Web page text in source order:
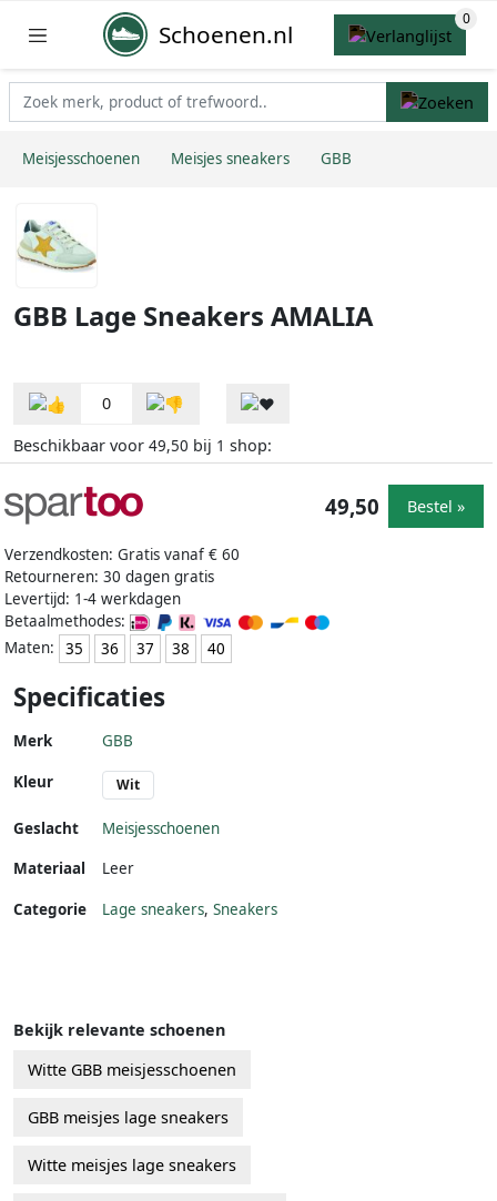
Schoenen.nl
Meisjesschoenen Meisjes sneakers GBB
GBB Lage Sneakers AMALIA
0
Beschikbaar voor 49,50 bij 1 shop:
Verzendkosten: Gratis vanaf € 60
Retourneren: 30 dagen gratis
Levertijd: 1-4 werkdagen
Betaalmethodes:
Maten:
35 36 37 38 40
49,50 Bestel »
Specificaties
Merk GBB
Kleur Wit
Geslacht
Meisjesschoenen
Materiaal
Leer
Categorie Lage sneakers, Sneakers
Bekijk relevante schoenen
Witte GBB meisjesschoenen
GBB meisjes lage sneakers
Witte meisjes lage sneakers